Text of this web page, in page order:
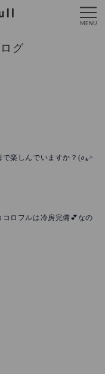
グ
楽しんでいますか？ (ง⁎˃
ロフルは冷房完備💕なの